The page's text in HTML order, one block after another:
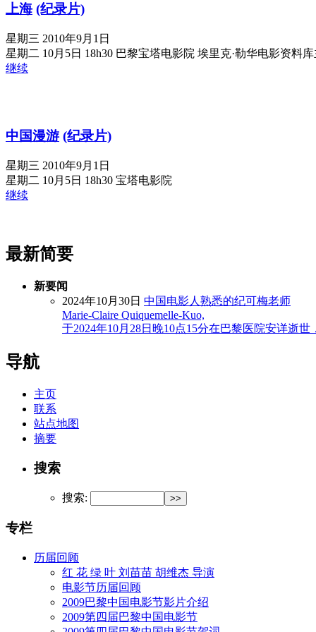
上海 (纪录片)
星期三 2010年9月1日
星期二 10月5日 18h30 巴黎宝塔电影院 埃里克·勒华电影资料
继续
中国漫游 (纪录片)
星期三 2010年9月1日
星期二 10月5日 18h30 宝塔电影院
继续
最新简要
新要闻
2024年10月30日 中国电影人熟悉的纪可梅老师
Marie-Claire Quiquemelle-Kuo,
于2024年10月28日晚10点15分在巴黎医院安详逝世
导航
主页
联系
站点地图
摘要
搜索
搜索:
专栏
历届回顾
红 花 绿 叶 刘苗苗 胡维杰 导演
电影节历届回顾
2009巴黎中国电影节影片介绍
2009第四届巴黎中国电影节